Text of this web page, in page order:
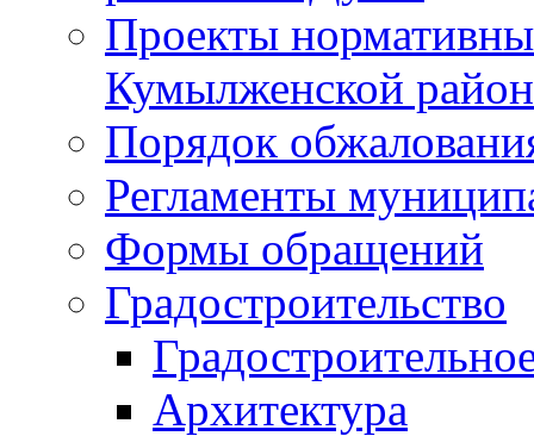
Проекты
Кумылженской
Порядок
Регламенты
Формы обращений
Градостроительство
Архитектура